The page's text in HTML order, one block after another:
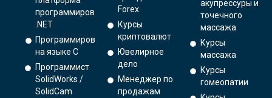
программирования
.NET
Программирование
на языке С
Программист
SolidWorks /
SolidCam
Forex
Курсы
криптовалют
Ювелирное
дело
Менеджер по
продажам
акупрессуры и
точечного
массажа
Курсы
массажа
Курсы
гомеопатии